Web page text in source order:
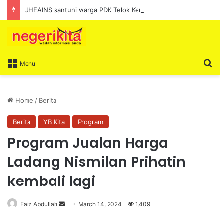
JHEAINS santuni warga PDK Telok Kemang
Menu
Home / Berita
Berita YB Kita Program
Program Jualan Harga
Ladang Nismilan Prihatin
kembali lagi
Faiz Abdullah March 14, 2024 1,409